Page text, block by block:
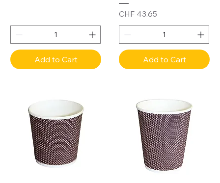
Add to Cart
Price
CHF 43.65
Add to Cart